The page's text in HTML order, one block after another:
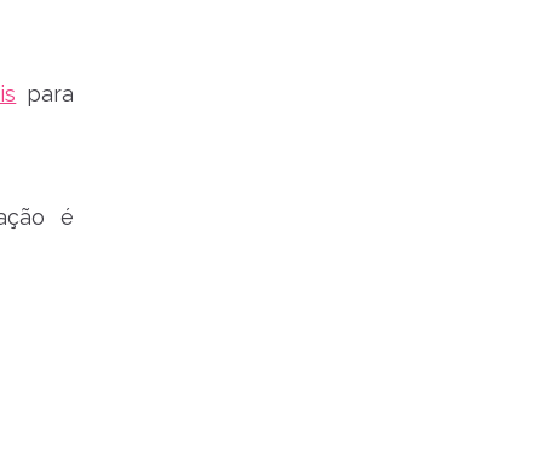
para
é